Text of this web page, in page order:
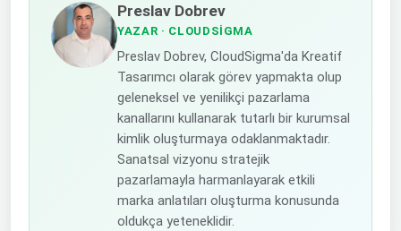
Preslav Dobrev
YAZAR · CLOUDSIGMA
Preslav Dobrev, CloudSigma'da Kreatif
Tasarımcı olarak görev yapmakta olup
geleneksel ve yenilikçi pazarlama
kanallarını kullanarak tutarlı bir kurumsal
kimlik oluşturmaya odaklanmaktadır.
Sanatsal vizyonu stratejik
pazarlamayla harmanlayarak etkili
marka anlatıları oluşturma konusunda
oldukça yeteneklidir.